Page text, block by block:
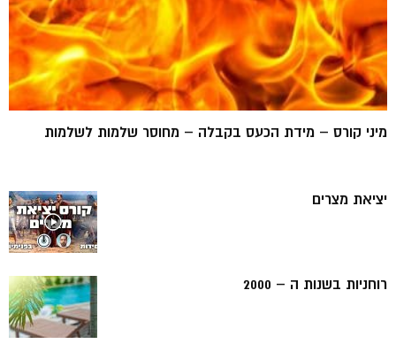
מיני קורס – מידת הכעס בקבלה – מחוסר שלמות לשלמות
יציאת מצרים
רוחניות בשנות ה – 2000